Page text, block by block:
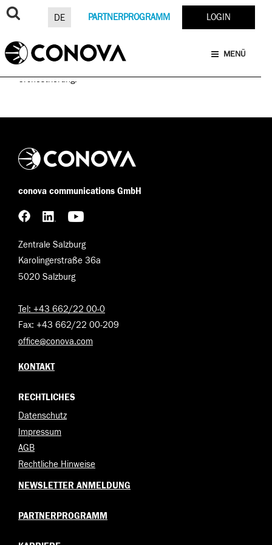
Zum
Inhalt
DE PARTNERPROGRAMM LOGIN
MENÜ
SCHLAGWORT: WEB-DEVELOPMENT
TOPCONTAINER
Die Platform-as-a-Service Lösung für Container und
Orchestrierung.
conova communications GmbH
Zentrale Salzburg
Karolingerstraße 36a
5020 Salzburg
Tel: +43 662/22 00-0
Fax: +43 662/22 00-209
office@conova.com
KONTAKT
RECHTLICHES
Datenschutz
Impressum
AGB
Rechtliche Hinweise
NEWSLETTER ANMELDUNG
PARTNERPROGRAMM